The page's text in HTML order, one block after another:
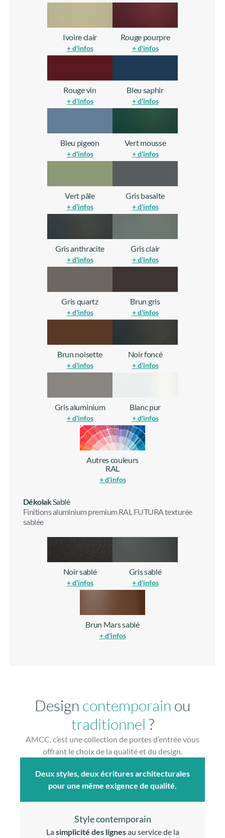
Ivoire clair
+ d'infos
Rouge pourpre
+ d'infos
Rouge vin
+ d'infos
Bleu saphir
+ d'infos
Bleu pigeon
+ d'infos
Vert mousse
+ d'infos
Vert pâle
+ d'infos
Gris basalte
+ d'infos
Gris anthracite
+ d'infos
Gris clair
+ d'infos
Gris quartz
+ d'infos
Brun gris
+ d'infos
Brun noisette
+ d'infos
Noir foncé
+ d'infos
Gris aluminium
+ d'infos
Blanc pur
+ d'infos
Autres couleurs
RAL
+ d'infos
DékolakSablé
Finitions aluminium premium RAL FUTURA texturée
sablée
Noir sablé
+ d'infos
Gris sablé
+ d'infos
Brun Mars sablé
+ d'infos
Design contemporain ou
traditionnel ?
AMCC, c’est une collection de portes d’entrée vous
offrant le choix de la qualité et du design.
Deux styles, deux écritures architecturales
pour une même exigence de qualité.
Style contemporain
Lasimplicité des lignesau service de la